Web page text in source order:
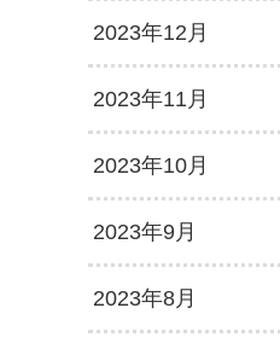
2023年12月
2023年11月
2023年10月
2023年9月
2023年8月